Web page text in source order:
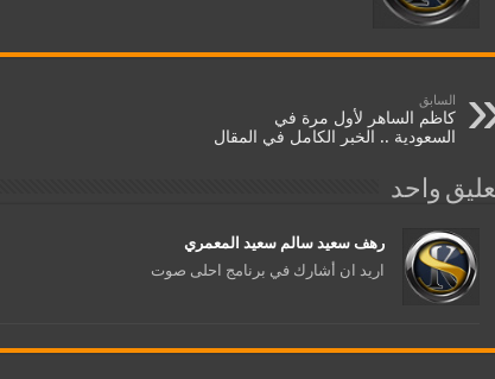
السابق
كاظم الساهر لأول مرة في
السعودية .. الخبر الكامل في المقال
واحد
رهف سعيد سالم سعيد المعمري
اريد ان أشارك في برنامج احلى صوت